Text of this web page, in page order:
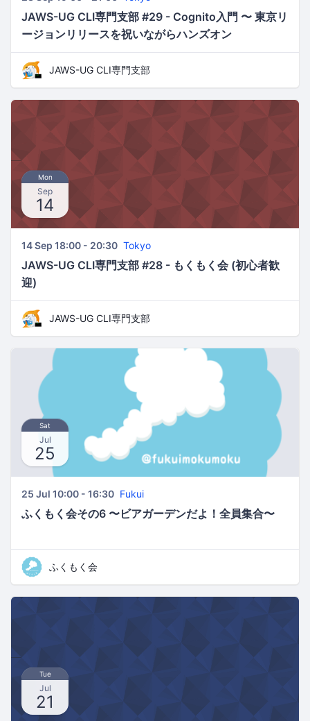
JAWS-UG CLI専門支部 #29 - Cognito入門 〜 東京リ
ージョンリリースを祝いながらハンズオン
JAWS-UG CLI専門支部
Mon
Sep
14
14 Sep 18:00 - 20:30 Tokyo
JAWS-UG CLI専門支部 #28 - もくもく会 (初心者歓
迎)
JAWS-UG CLI専門支部
Sat
Jul
25
25 Jul 10:00 - 16:30 Fukui
ふくもく会その6 〜ビアガーデンだよ！全員集合〜
ふくもく会
Tue
Jul
21